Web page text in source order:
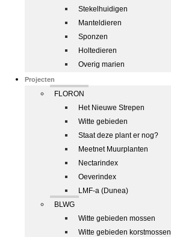
Stekelhuidigen
Manteldieren
Sponzen
Holtedieren
Overig marien
Projecten
FLORON
Het Nieuwe Strepen
Witte gebieden
Staat deze plant er nog?
Meetnet Muurplanten
Nectarindex
Oeverindex
LMF-a (Dunea)
BLWG
Witte gebieden mossen
Witte gebieden korstmossen